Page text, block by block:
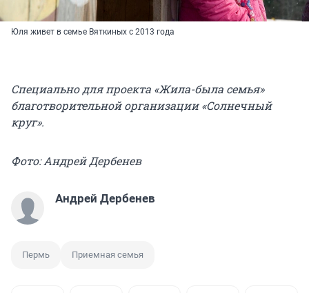
Юля живет в семье Вяткиных с 2013 года
Специально для проекта «Жила-была семья»
благотворительной организации «Солнечный
круг».
Фото: Андрей Дербенев
Андрей Дербенев
Пермь Приемная семья